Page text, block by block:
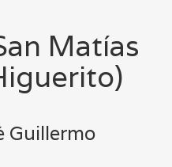
Matías
Guillermo